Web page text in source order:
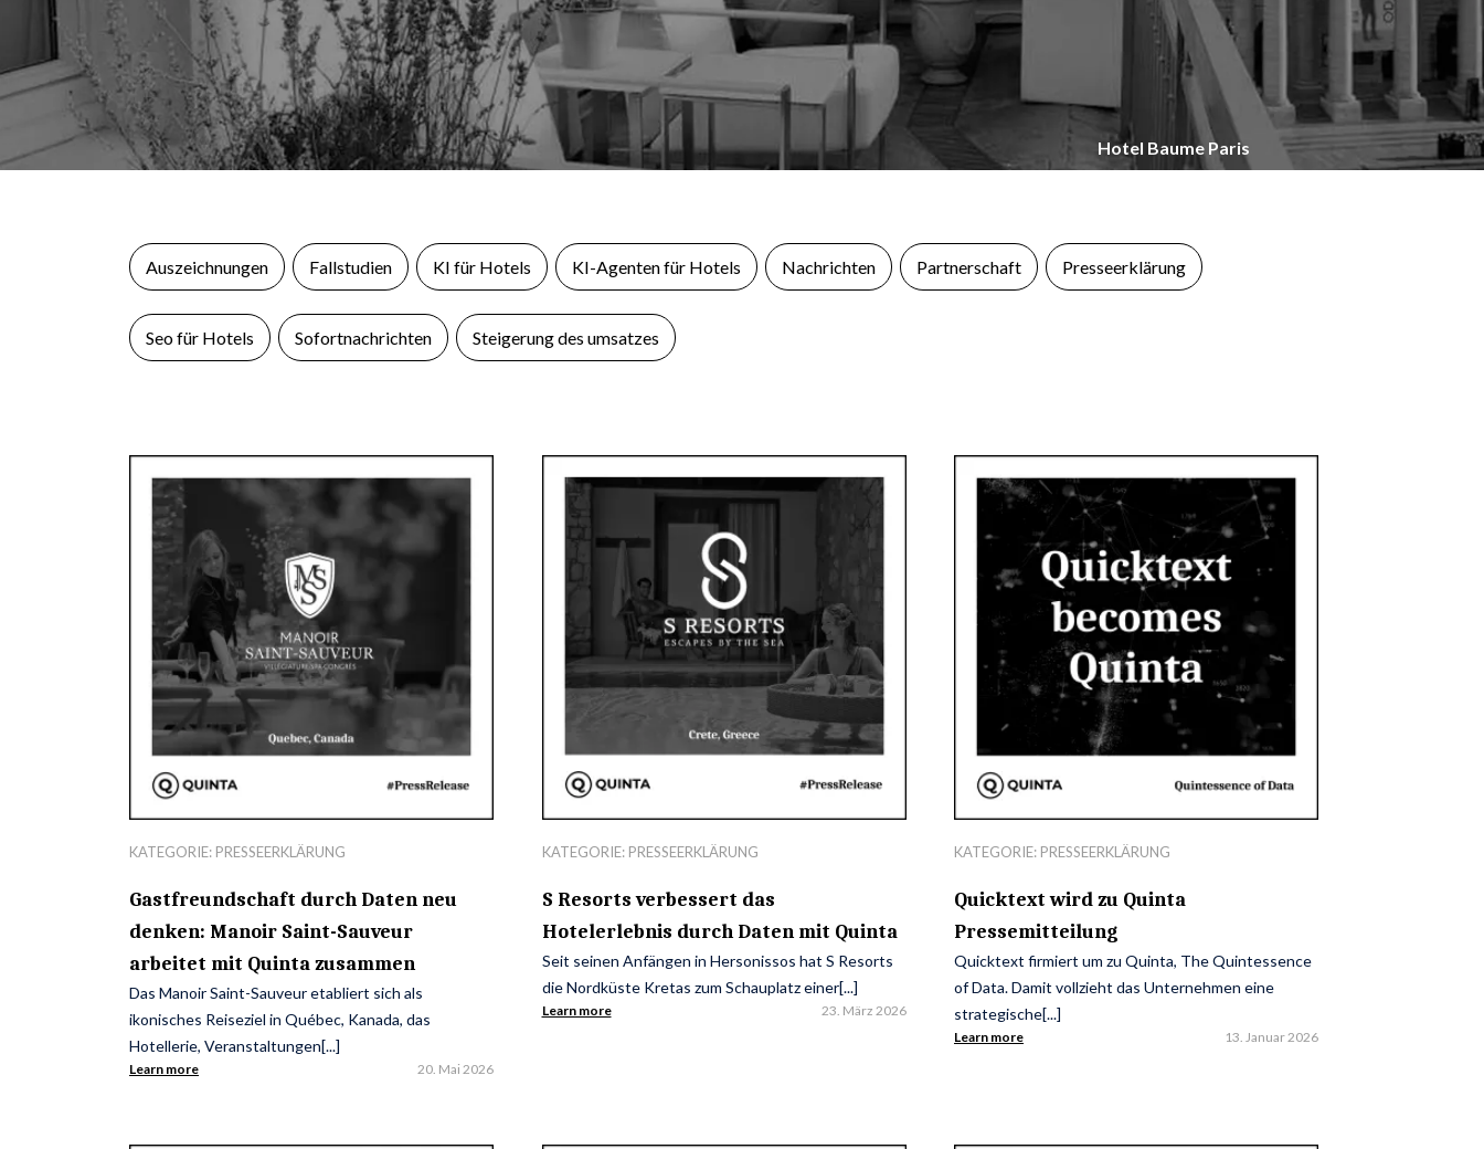
Hotel Baume Paris
Auszeichnungen Fallstudien KI für Hotels KI-Agenten für Hotels Nachrichten Partnerschaft Presseerklärung
Seo für Hotels Sofortnachrichten Steigerung des umsatzes
KATEGORIE: PRESSEERKLÄRUNG
Gastfreundschaft durch Daten neu
denken: Manoir Saint-Sauveur
arbeitet mit Quinta zusammen
Das Manoir Saint-Sauveur etabliert sich als
ikonisches Reiseziel in Québec, Kanada, das
Hotellerie, Veranstaltungen[...]
Learn more 20. Mai 2026
KATEGORIE: PRESSEERKLÄRUNG
S Resorts verbessert das
Hotelerlebnis durch Daten mit Quinta
Seit seinen Anfängen in Hersonissos hat S Resorts
die Nordküste Kretas zum Schauplatz einer[...]
Learn more 23. März 2026
KATEGORIE: PRESSEERKLÄRUNG
Quicktext wird zu Quinta
Pressemitteilung
Quicktext firmiert um zu Quinta, The Quintessence
of Data. Damit vollzieht das Unternehmen eine
strategische[...]
Learn more 13. Januar 2026